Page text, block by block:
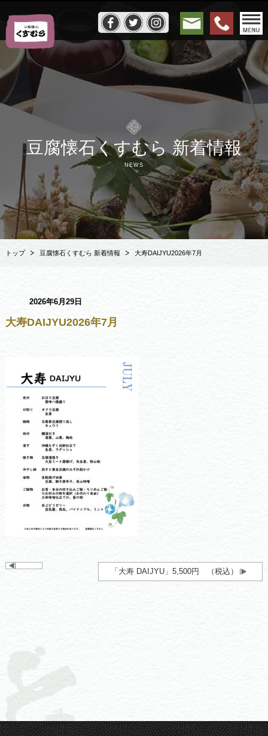
豆腐懐石くすむら 新着情報
NEWS
トップ 豆腐懐石くすむら 新着情報 大寿DAIJYU2026年7月
2026年6月29日
大寿DAIJYU2026年7月
「大寿 DAIJYU」5,500円 （税込）